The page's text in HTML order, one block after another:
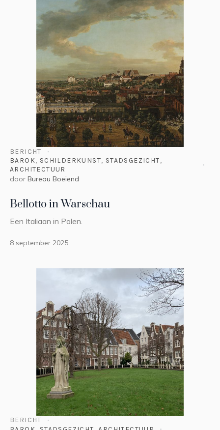
BERICHT
BAROK, SCHILDERKUNST, STADSGEZICHT,
ARCHITECTUUR
door Bureau Boeiend
Bellotto in Warschau
Een Italiaan in Polen.
8 september 2025
BERICHT